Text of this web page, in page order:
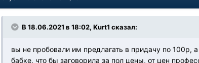
В 18.06.2021 в 18:02, Kurt1 сказал:
вы не пробовали им предлагать в придачу по 100р,
бабке, что бы заговорила за пол цены, от цен